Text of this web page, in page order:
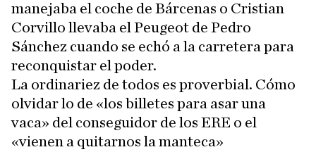
manejaba el coche de Bárcenas o Cristian
Corvillo llevaba el Peugeot de Pedro
Sánchez cuando se echó a la carretera para
reconquistar el poder.
La ordinariez de todos es proverbial. Cómo
olvidar lo de «los billetes para asar una
vaca» del conseguidor de los ERE o el
«vienen a quitarnos la manteca»